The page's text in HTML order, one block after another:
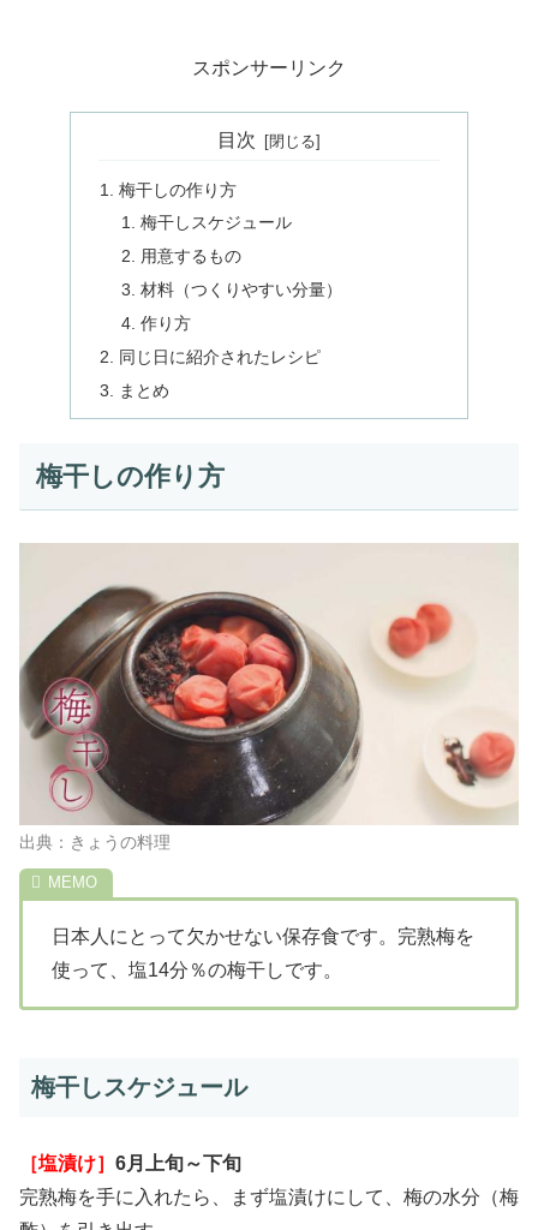
スポンサーリンク
目次
梅干しの作り方
梅干しスケジュール
用意するもの
材料（つくりやすい分量）
作り方
同じ日に紹介されたレシピ
まとめ
梅干しの作り方
出典：きょうの料理
日本人にとって欠かせない保存食です。完熟梅を
使って、塩14分％の梅干しです。
梅干しスケジュール
［塩漬け］ 6月上旬～下旬
完熟梅を手に入れたら、まず塩漬けにして、梅の水分（梅